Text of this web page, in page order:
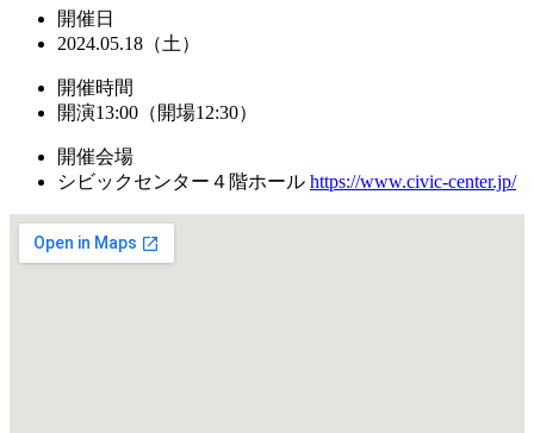
開催日
2024.05.18（土）
開催時間
開演13:00（開場12:30）
開催会場
シビックセンター４階ホール https://www.civic-center.jp/